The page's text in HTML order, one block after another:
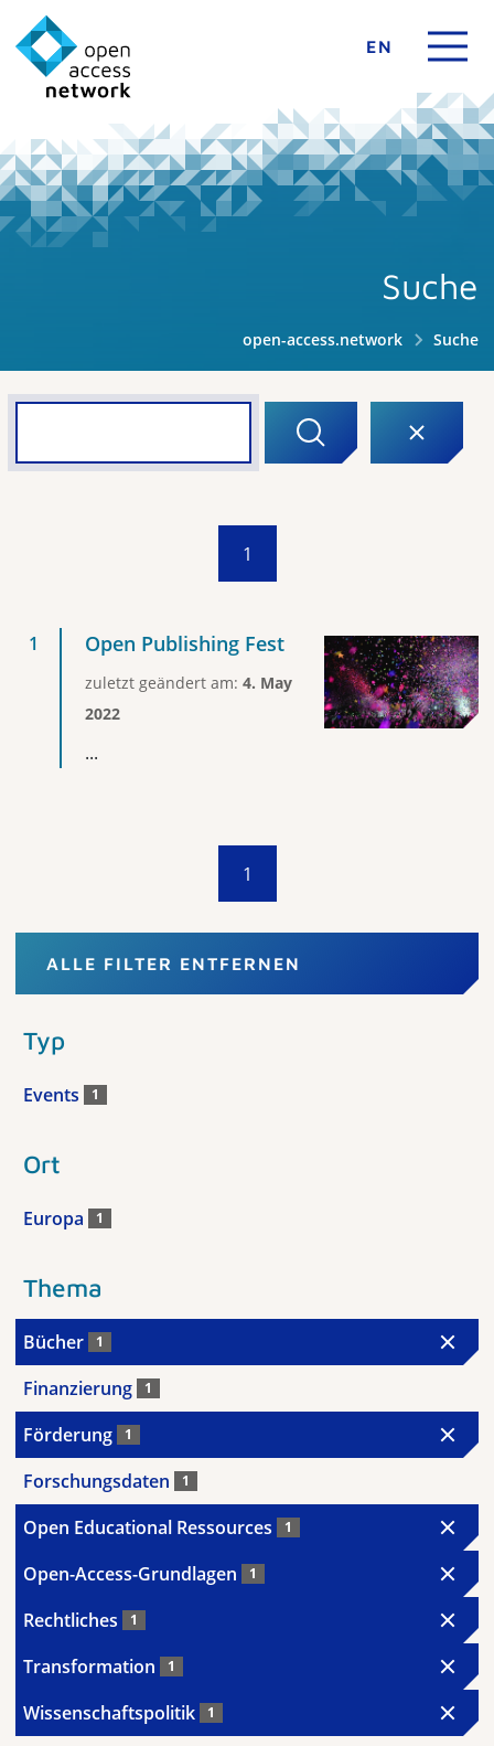
EN
Suche
open-access.network Suche
1
Open Publishing Fest
zuletzt geändert am: 4. May
2022
...
1
ALLE FILTER ENTFERNEN
Typ
Events 1
Ort
Europa 1
Thema
Bücher 1
Finanzierung 1
Förderung 1
Forschungsdaten 1
Open Educational Ressources 1
Open-Access-Grundlagen 1
Rechtliches 1
Transformation 1
Wissenschaftspolitik 1